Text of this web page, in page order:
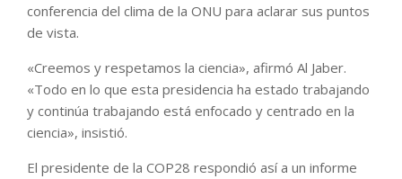
conferencia del clima de la ONU para aclarar sus puntos
de vista.
«Creemos y respetamos la ciencia», afirmó Al Jaber.
«Todo en lo que esta presidencia ha estado trabajando
y continúa trabajando está enfocado y centrado en la
ciencia», insistió.
El presidente de la COP28 respondió así a un informe